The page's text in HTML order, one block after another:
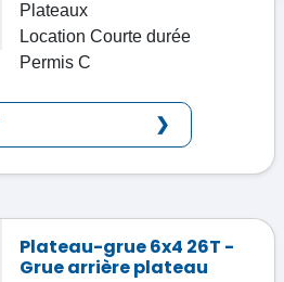
Plateaux
Location Courte durée
Permis C
Plateau-grue 6x4 26T -
Grue arrière plateau